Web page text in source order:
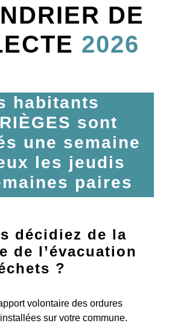
DE
2026
habitants
sont
une semaine
les jeudis
paires
décidiez de la
de l’évacuation
?
volontaire des ordures
sur votre commune.